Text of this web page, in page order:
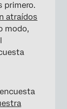
primero.
atraídos
modo,